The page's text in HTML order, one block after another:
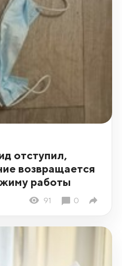
отступил,
возвращается
работы
91 0